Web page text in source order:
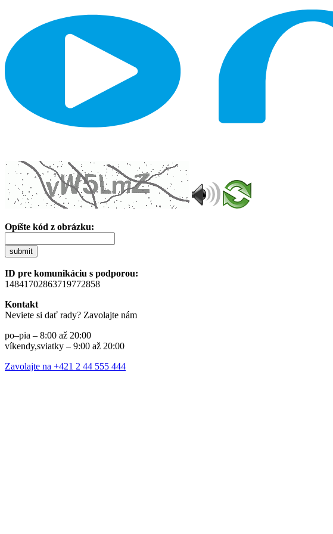
Opíšte kód z obrázku:
submit
ID pre komunikáciu s podporou:
14841702863719772858
Kontakt
Neviete si dať rady? Zavolajte nám
po–pia – 8:00 až 20:00
víkendy,sviatky – 9:00 až 20:00
Zavolajte na +421 2 44 555 444